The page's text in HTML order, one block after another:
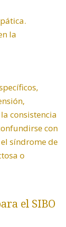
la
consistencia
con
síndrome de
o
el SIBO